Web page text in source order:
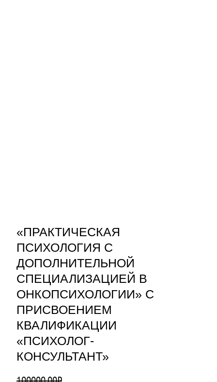
«ПРАКТИЧЕСКАЯ
ПСИХОЛОГИЯ С
ДОПОЛНИТЕЛЬНОЙ
СПЕЦИАЛИЗАЦИЕЙ В
ОНКОПСИХОЛОГИИ» С
ПРИСВОЕНИЕМ
КВАЛИФИКАЦИИ
«ПСИХОЛОГ-
КОНСУЛЬТАНТ»